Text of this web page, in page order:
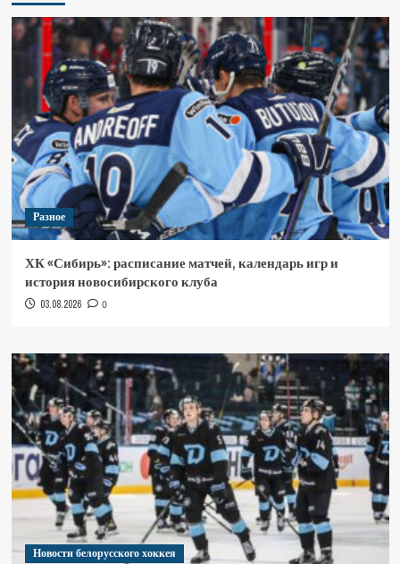
Разное
ХК «Сибирь»: расписание матчей, календарь игр и
история новосибирского клуба
03.08.2026 0
Новости белорусского хоккея